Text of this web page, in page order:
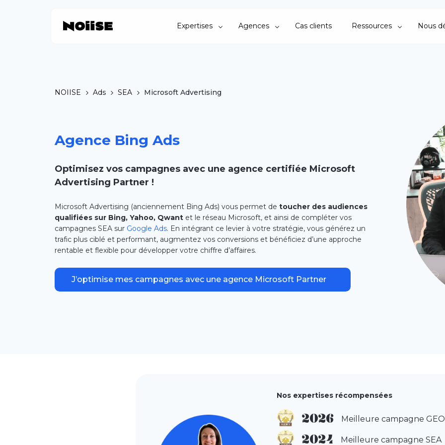
Expertises Agences Cas clients Ressources Nous
NOIISE Ads SEA Microsoft Advertising
Agence Bing Ads
Optimisez vos campagnes avec une agence certifiée Microsoft
Advertising Partner !
Microsoft Advertising (anciennement Bing Ads) vous permet de toucher des audiences
qualifiées sur Bing, Yahoo, Qwant et le réseau Microsoft, et ainsi de compléter vos
campagnes SEA sur Google Ads. En intégrant ce levier à votre stratégie, vous générez un
trafic plus ciblé et performant, augmentez vos conversions et bénéficiez d’une approche
rentable et flexible pour développer votre chiffre d’affaires.
J’optimise mes campagnes avec une agence Microsoft Partner
Nos expertises récompensées
2026 Meilleure campagne GEO
2024 Meilleure campagne SEA